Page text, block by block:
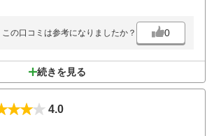
この口コミは参考になりましたか？ 0
続きを見る
4.0